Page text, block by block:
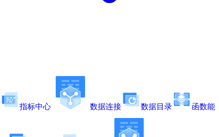
指标中心 数据连接 数据目录 函数能